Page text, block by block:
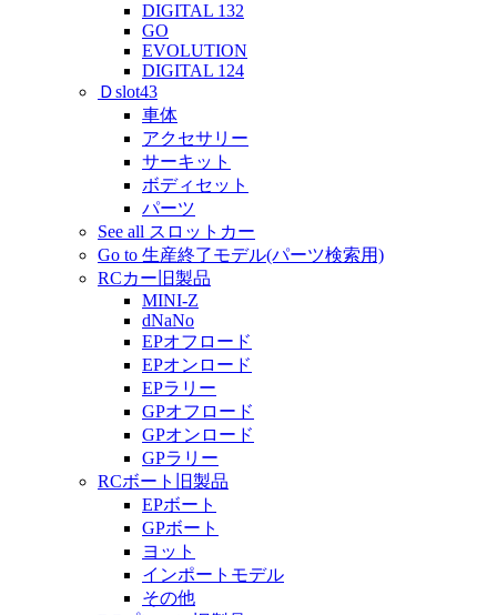
DIGITAL 132
GO
EVOLUTION
DIGITAL 124
Ｄslot43
車体
アクセサリー
サーキット
ボディセット
パーツ
See all スロットカー
Go to 生産終了モデル(パーツ検索用)
RCカー旧製品
MINI-Z
dNaNo
EPオフロード
EPオンロード
EPラリー
GPオフロード
GPオンロード
GPラリー
RCボート旧製品
EPボート
GPボート
ヨット
インポートモデル
その他